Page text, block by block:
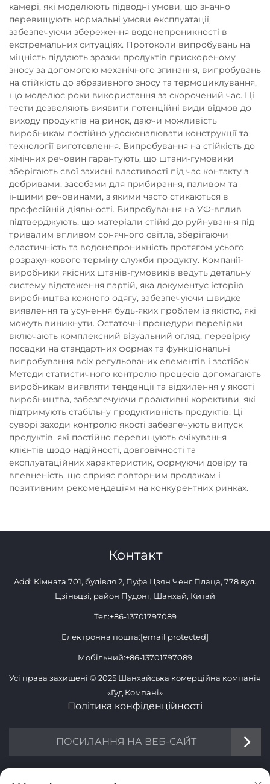
камері, які моделюють підводні умови, що значно
перевищують нормальні умови експлуатації,
забезпечуючи збереження водонепроникності в
екстремальних ситуаціях. Протоколи випробувань на
міцність піддають зразки продуктів прискореному
зносу за допомогою механічного згинання, випробувань
на стійкість до абразивного зносу та термоциклування,
що моделює роки використання за скорочений час. Ці
тести дозволяють виявити потенційні види відмов до
виходу продуктів на ринок, даючи можливість
виробникам постійно удосконалювати конструкції та
технології виготовлення. Випробування на стійкість до
хімічних речовин гарантують, що штани-гумовики
зберігають свої захисні властивості під час контакту з
добривами, засобами для прибирання, паливом та
іншими речовинами, з якими часто стикаються в
професійній діяльності. Випробування на УФ-вплив
підтверджують, що матеріали стійкі до руйнування під
тривалим впливом сонячного світла, зберігаючи
еластичність та водонепроникність протягом усього
розрахункового терміну служби продукту. Компанії-
виробники якісних штанів-гумовиків ведуть детальну
систему відстеження партій, яка документує історію
виробництва кожного одягу, забезпечуючи швидке
виявлення та усунення будь-яких проблем із якістю, які
можуть виникнути. Остаточні процедури перевірки
включають комплексний візуальний огляд, перевірку
посадки на стандартних формах та функціональні
випробування всіх регульованих елементів і застібок.
Методи статистичного контролю процесів допомагають
виробникам виявляти тенденції та відхилення у якості
виробництва, забезпечуючи проактивні корективи, які
підтримують стабільну продуктивність продуктів. Ці
суворі заходи контролю якості забезпечують випуск
продуктів, які постійно перевищують очікування
клієнтів щодо надійності, довговічності та
експлуатаційних характеристик, формуючи довіру та
впевненість, що сприяє повторним продажам і
позитивним рекомендаціям на конкурентних ринках.
Контакт
Add: Кімната 701, будівля 2, Пуфа Цзян Ченг Плаца, 778 вул.
Цзіньцзі, район Пудонг, Шанхай, Китай
Тел:+86-13701797089
Електронна пошта:[email protected]
Мобільний:+86-13701797089
Усі права захищені © 2025 Шанхайська комерційна компанія
«Гуд Компані»
Політика конфіденційності
ПОСИЛАННЯ НА ВЕБ-САЙТ
ІНФОРМАЦІЯ